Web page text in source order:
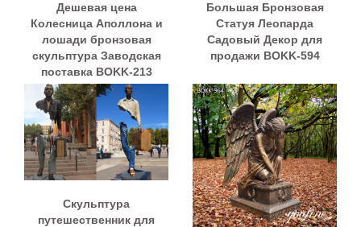
Дешевая цена
Колесница Аполлона и
лошади бронзовая
скульптура Заводская
поставка BOKK-213
Большая Бронзовая
Статуя Леопарда
Садовый Декор для
продажи BOKK-594
Скульптура
путешественник для